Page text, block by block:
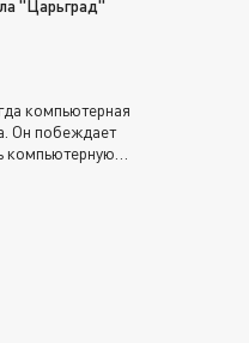
"Царьград"
компьютерная
Он побеждает
компьютерную